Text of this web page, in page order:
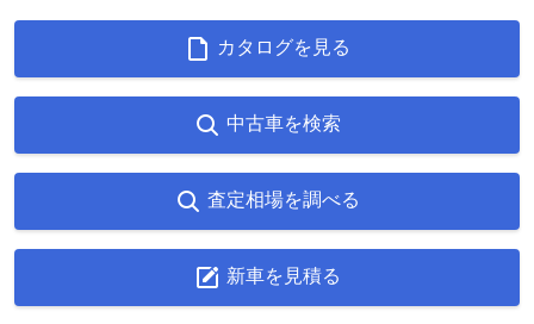
カタログを見る
中古車を検索
査定相場を調べる
新車を見積る